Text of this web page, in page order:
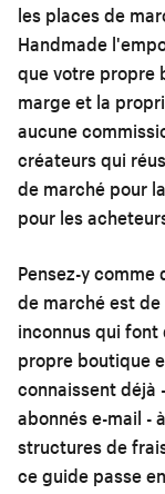
les places de
Handmade
que votre propre
marge et la
aucune
créateurs qui
de marché pour
pour les
Pensez-y comme
de marché est
inconnus qui font
propre boutique
connaissent déjà
abonnés e-mail -
structures de
ce guide passe